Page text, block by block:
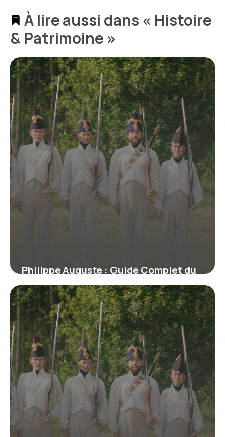
À lire aussi dans « Histoire
& Patrimoine »
Philippe Auguste : Guide Complet du
Roi de France
16 juin 2026